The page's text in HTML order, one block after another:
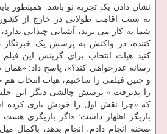
نشان دادن یک تجربه نو باشد. همینطور
به سبب اقامت طولانی در خارج از
شما به کار می برید، آشنایی چندانی
کننده، در واکنش به پرسش یک
کنید هیات انتخاب برای گزینش این فیلم
رسانه عذرخواهی کند؟»، پاسخ داد:
و چنین فیلمی را ساختیم، هیات انتخاب
را پذیرفت.» پرسش چالشی دیگر این
که «چرا نقش اول را خودش بازی کرده
بازیگر اظهار داشت: «اگر بازیگری هست
صحنه انجام دادم، انجام بدهد، باکمال